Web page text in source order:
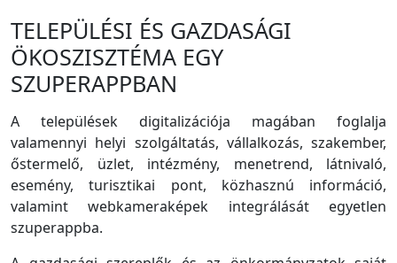
TELEPÜLÉSI ÉS GAZDASÁGI
ÖKOSZISZTÉMA EGY
SZUPERAPPBAN
A települések digitalizációja magában foglalja
valamennyi helyi szolgáltatás, vállalkozás, szakember,
őstermelő, üzlet, intézmény, menetrend, látnivaló,
esemény, turisztikai pont, közhasznú információ,
valamint webkameraképek integrálását egyetlen
szuperappba.